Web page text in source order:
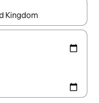
印キーを使って移動するか